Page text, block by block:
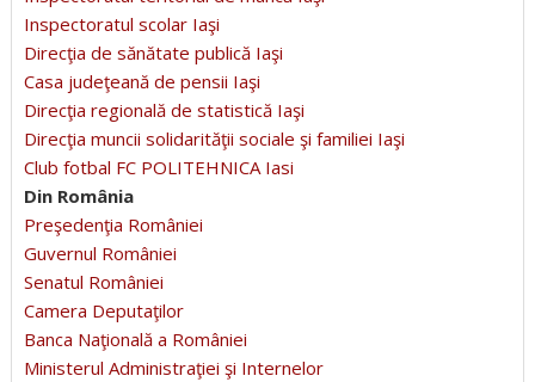
Inspectoratul scolar Iaşi
Direcţia de sănătate publică Iaşi
Casa judeţeană de pensii Iaşi
Direcţia regională de statistică Iaşi
Direcţia muncii solidarităţii sociale şi familiei Iaşi
Club fotbal FC POLITEHNICA Iasi
Din România
Preşedenţia României
Guvernul României
Senatul României
Camera Deputaţilor
Banca Naţională a României
Ministerul Administraţiei şi Internelor